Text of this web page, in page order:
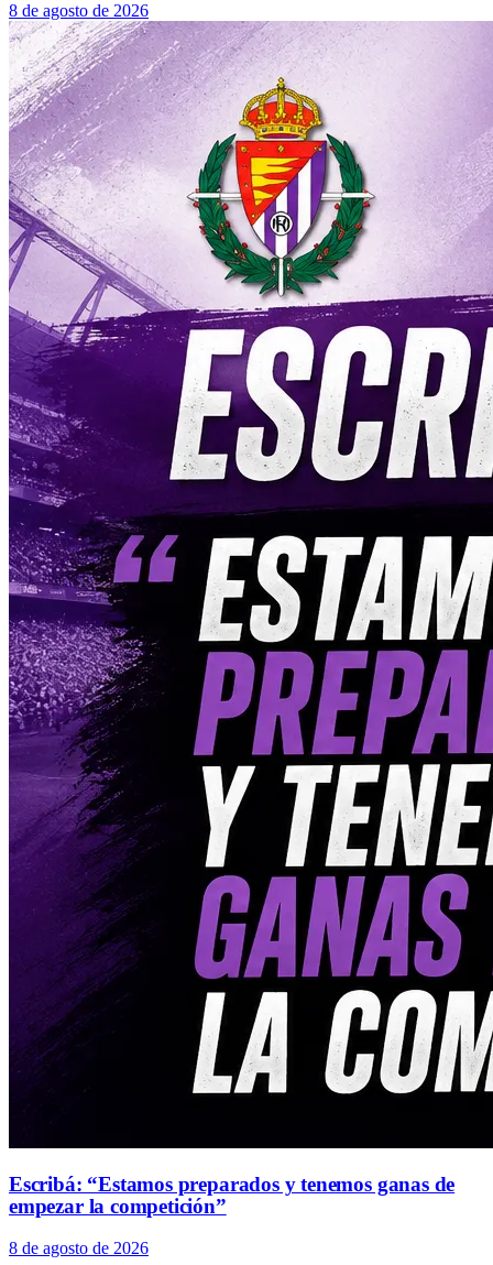
8 de agosto de 2026
Escribá: “Estamos preparados y tenemos ganas de
empezar la competición”
8 de agosto de 2026